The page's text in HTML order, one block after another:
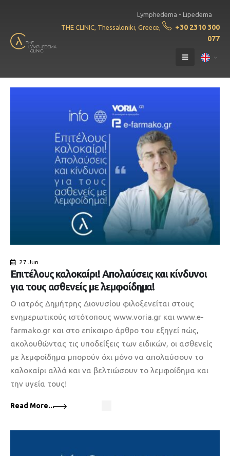
Lymphedema - Lipedema
THE CLINIC, Thessaloniki, Greece,
+30 2310 300
077
27 Jun
Επιτέλους καλοκαίρι! Απολαύσεις και κίνδυνοι
για τους ασθενείς με λεμφοίδημα!
Ο ιατρός Δημήτρης Διονυσίου φιλοξενείται στους
ενημερωτικούς ιστότοπους www.voria.gr και www.e-
farmako.gr και στο επίκαιρο άρθρο του εξηγεί πώς,
ακολουθώντας τις υποδείξεις των ειδικών, οι ασθενείς
με λεμφοίδημα μπορούν όχι μόνο να απολαύσουν το
καλοκαίρι αλλά και να βελτιώσουν το λεμφοίδημα και
την υγεία τους!
Read More...